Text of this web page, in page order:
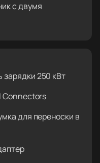
с двумя
250 кВт
Connectors
для переноски в